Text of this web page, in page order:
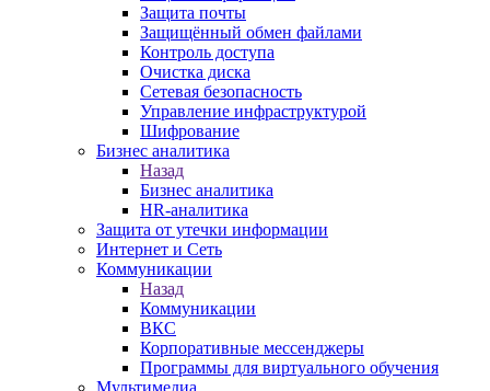
Защита почты
Защищённый обмен файлами
Контроль доступа
Очистка диска
Сетевая безопасность
Управление инфраструктурой
Шифрование
Бизнес аналитика
Назад
Бизнес аналитика
HR-аналитика
Защита от утечки информации
Интернет и Сеть
Коммуникации
Назад
Коммуникации
ВКС
Корпоративные мессенджеры
Программы для виртуального обучения
Мультимедиа